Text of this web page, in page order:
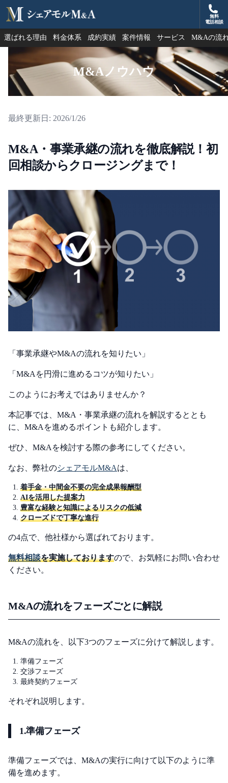
シェアモルM&A
無料
電話相談
選ばれる理由 料金体系 成約実績 案件情報 サービス M&Aの流
M&Aノウハウ
最終更新日: 2026/1/26
M&A・事業承継の流れを徹底解説！初
回相談からクロージングまで！
「事業承継やM&Aの流れを知りたい」
「M&Aを円滑に進めるコツが知りたい」
このようにお考えではありませんか？
本記事では、M&A・事業承継の流れを解説するととも
に、M&Aを進めるポイントも紹介します。
ぜひ、M&Aを検討する際の参考にしてください。
なお、弊社のシェアモルM&Aは、
着手金・中間金不要の完全成果報酬型
AIを活用した提案力
豊富な経験と知識によるリスクの低減
クローズドで丁寧な進行
の4点で、他社様から選ばれております。
無料相談を実施しておりますので、お気軽にお問い合わせ
ください。
M&Aの流れをフェーズごとに解説
M&Aの流れを、以下3つのフェーズに分けて解説します。
準備フェーズ
交渉フェーズ
最終契約フェーズ
それぞれ説明します。
1.準備フェーズ
準備フェーズでは、M&Aの実行に向けて以下のように準
備を進めます。